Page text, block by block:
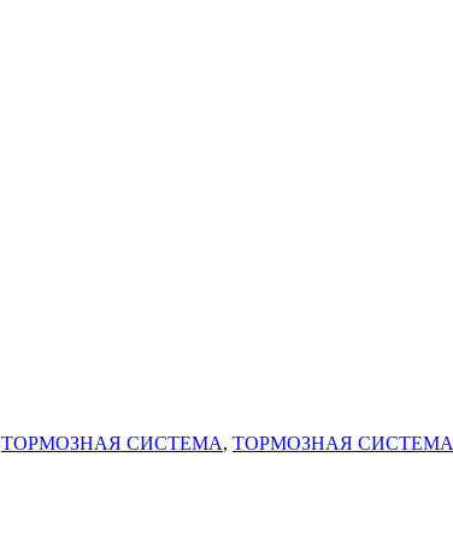
ТОРМОЗНАЯ СИСТЕМА, ТОРМОЗНАЯ СИСТЕМА